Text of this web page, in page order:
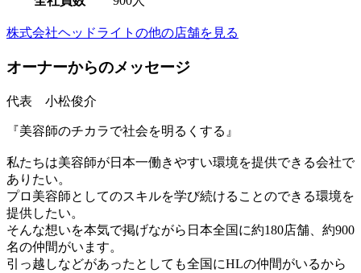
株式会社ヘッドライトの他の店舗を見る
オーナーからのメッセージ
代表 小松俊介
『美容師のチカラで社会を明るくする』
私たちは美容師が日本一働きやすい環境を提供できる会社で
ありたい。
プロ美容師としてのスキルを学び続けることのできる環境を
提供したい。
そんな想いを本気で掲げながら日本全国に約180店舗、約900
名の仲間がいます。
引っ越しなどがあったとしても全国にHLの仲間がいるから